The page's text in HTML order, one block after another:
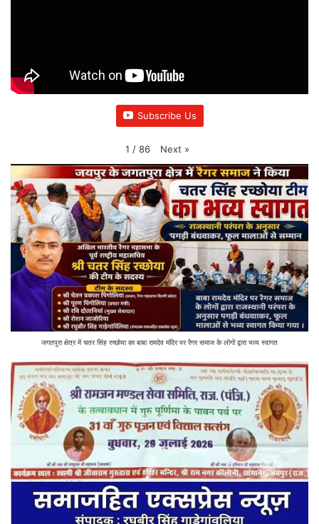
Subscribe Us
1 / 86 Next »
जगतपुरा क्षेत्र में चतर सिंह रच्छोया का बाबा रामदेव मंदिर पर रैगर समाज के लोगों द्वारा भव्य स्वागत